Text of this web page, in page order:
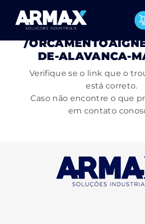
PÁGINA NÃO
/
DE-ALAVANCA-
Verifique se o link que o
está correto.
Caso não encontre o que
em contato